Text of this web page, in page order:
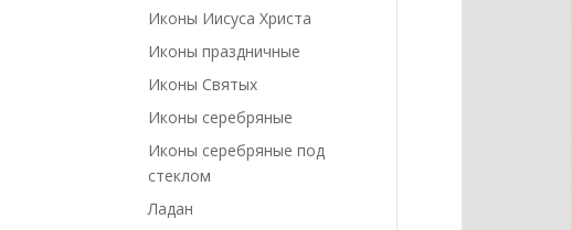
Иконы Иисуса Христа
Иконы праздничные
Иконы Святых
Иконы серебряные
Иконы серебряные под
стеклом
Ладан